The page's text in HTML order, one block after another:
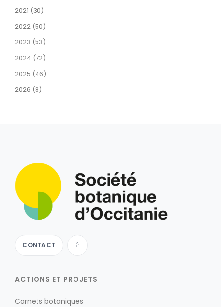
2021 (30)
2022 (50)
2023 (53)
2024 (72)
2025 (46)
2026 (8)
CONTACT
ACTIONS ET PROJETS
Carnets botaniques